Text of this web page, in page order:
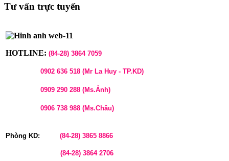
Tư vấn trực tuyến
HOTLINE: (84-28) 3864 7059
0902 636 518 (Mr La Huy - TP.KD)
0909 290 288 (Ms.Ảnh)
0906 738 988 (Ms.Châu)
Phòng KD: (84-28) 3865 8866
(84-28) 3864 2706